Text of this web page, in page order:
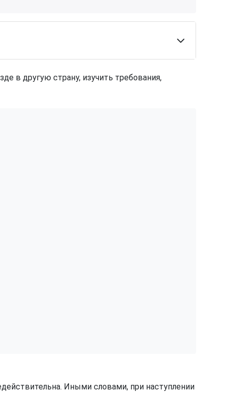
в другую страну, изучить требования,
Иными словами, при наступлении